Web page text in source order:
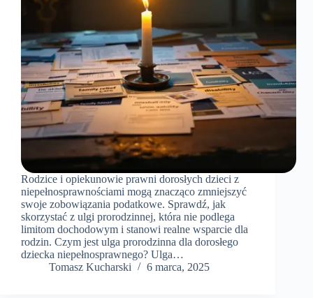
Rodzice i opiekunowie prawni dorosłych dzieci z
niepełnosprawnościami mogą znacząco zmniejszyć
swoje zobowiązania podatkowe. Sprawdź, jak
skorzystać z ulgi prorodzinnej, która nie podlega
limitom dochodowym i stanowi realne wsparcie dla
rodzin. Czym jest ulga prorodzinna dla dorosłego
dziecka niepełnosprawnego? Ulga…
Tomasz Kucharski
6 marca, 2025